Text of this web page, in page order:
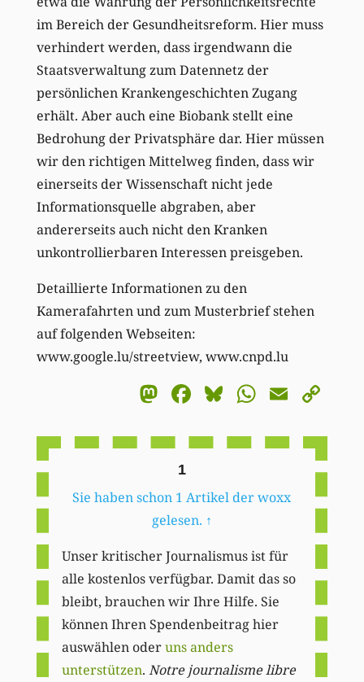
im Bereich der Gesundheitsreform. Hier muss
verhindert werden, dass irgendwann die
Staatsverwaltung zum Datennetz der
persönlichen Krankengeschichten Zugang
erhält. Aber auch eine Biobank stellt eine
Bedrohung der Privatsphäre dar. Hier müssen
wir den richtigen Mittelweg finden, dass wir
einerseits der Wissenschaft nicht jede
Informationsquelle abgraben, aber
andererseits auch nicht den Kranken
unkontrollierbaren Interessen preisgeben.
Detaillierte Informationen zu den
Kamerafahrten und zum Musterbrief stehen
auf folgenden Webseiten:
www.google.lu/streetview, www.cnpd.lu
Mastodon
Facebook
BlueskyEmail
1
Sie haben schon 1 Artikel der woxx
gelesen. ↑
Unser kritischer Journalismus ist für
alle kostenlos verfügbar. Damit das so
bleibt, brauchen wir Ihre Hilfe. Sie
können Ihren Spendenbeitrag hier
auswählen oderuns anders
unterstützen. Notre journalisme libre